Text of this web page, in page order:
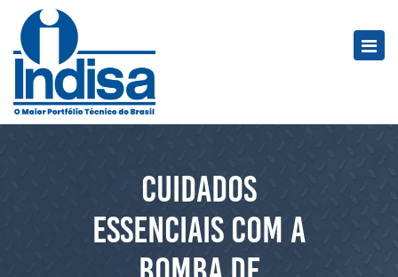
Cuidados
essenciais com a